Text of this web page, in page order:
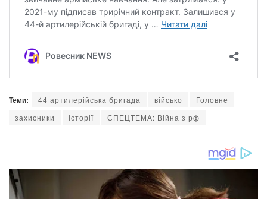
Теми: 44 артилерійська бригада військо
Головне
захисники
історії СПЕЦТЕМА: Війна з рф